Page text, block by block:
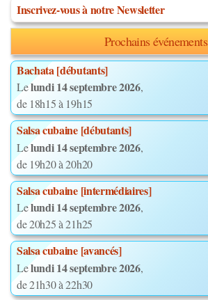
Inscrivez-vous à notre Newsletter
Prochains événements
Bachata [débutants]
Lelundi 14 septembre 2026,
de 18h15 à 19h15
Salsa cubaine [débutants]
Lelundi 14 septembre 2026,
de 19h20 à 20h20
Salsa cubaine [intermédiaires]
Lelundi 14 septembre 2026,
de 20h25 à 21h25
Salsa cubaine [avancés]
Lelundi 14 septembre 2026,
de 21h30 à 22h30